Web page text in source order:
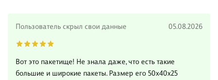
Пользователь скрыл свои данные 05.08.2026
Вот это пакетище! Не знала даже, что есть такие
большие и широкие пакеты. Размер его 50х40х25